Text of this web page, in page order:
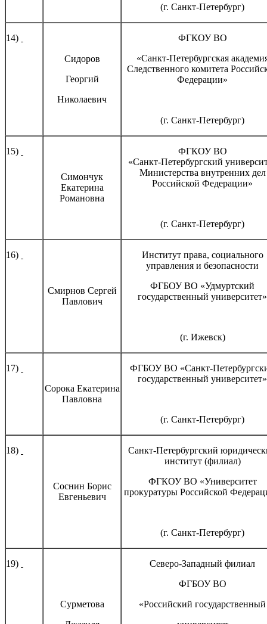
(г. Санкт-Петербург)
14)
Сидоров
Георгий
Николаевич
ФГКОУ ВО
«Санкт-Петербургская
Следственного комитета
Федерации»
(г. Санкт-Петербург)
15)
Симончук
Екатерина
Романовна
ФГКОУ ВО
«Санкт-Петербургский
Министерства внутренних дел
Российской Федерации»
(г. Санкт-Петербург)
16)
Смирнов Сергей
Павлович
Институт права, социального
управления и безопасности
ФГБОУ ВО «Удмуртский
государственный университет»
(г. Ижевск)
17)
Сорока Екатерина
Павловна
ФГБОУ ВО «Санкт-
государственный университет»
(г. Санкт-Петербург)
18)
Соснин Борис
Евгеньевич
Санкт-Петербургский
институт (филиал)
ФГКОУ ВО «Университет
прокуратуры Российской
(г. Санкт-Петербург)
19)
Сурметова
Северо-Западный филиал
ФГБОУ ВО
«Российский государственный